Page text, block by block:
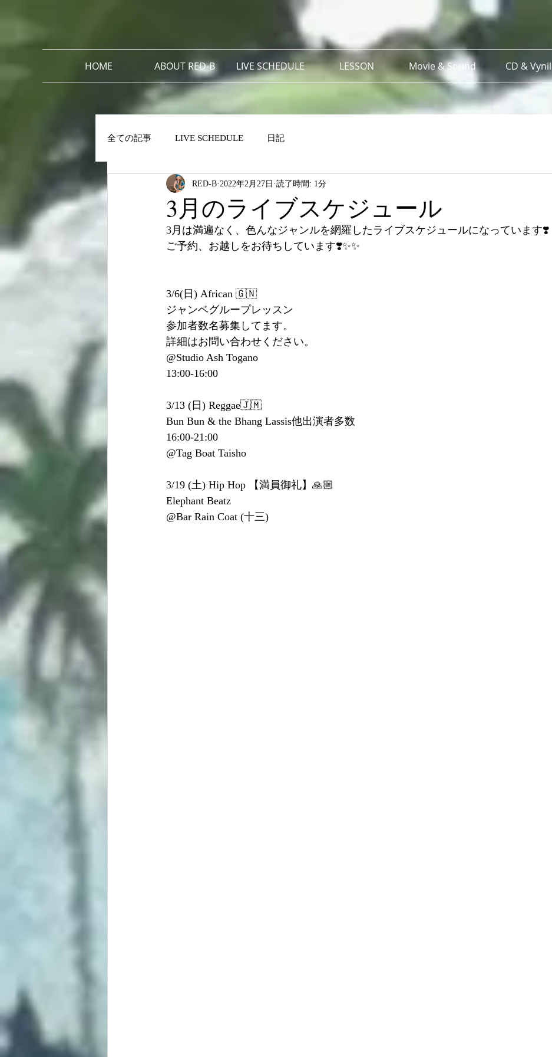
HOME ABOUT RED-B LIVE SCHEDULE LESSON Movie & Sound CD & Vynil
全ての記事 LIVE SCHEDULE 日記
3月のライブスケジュール
RED-B 2022年2月27日 読了時間: 1分
3月は満遍なく、色んなジャンルを網羅したライブスケジュールになっています❣️
ご予約、お越しをお待ちしています❣️✨✨
3/6(日) African 🇬🇳
ジャンベグループレッスン
参加者数名募集してます。
詳細はお問い合わせください。
@Studio Ash Togano
13:00-16:00
3/13 (日) Reggae🇯🇲
Bun Bun & the Bhang Lassis他出演者多数
16:00-21:00
@Tag Boat Taisho
3/19 (土) Hip Hop 【満員御礼】🙏🏼
Elephant Beatz
@Bar Rain Coat (十三)